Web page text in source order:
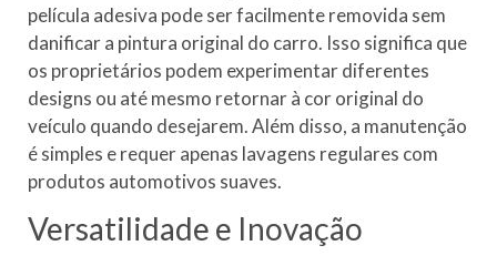
película adesiva pode ser facilmente removida sem
danificar a pintura original do carro. Isso significa que
os proprietários podem experimentar diferentes
designs ou até mesmo retornar à cor original do
veículo quando desejarem. Além disso, a manutenção
é simples e requer apenas lavagens regulares com
produtos automotivos suaves.
Versatilidade e Inovação